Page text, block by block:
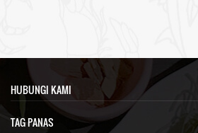
HUBUNGI KAMI
TAG PANAS